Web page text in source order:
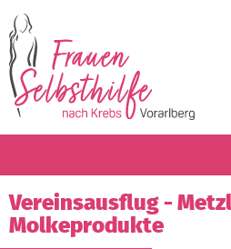
Termine
Blog
Vereinsausflug -
Molkeprodukte